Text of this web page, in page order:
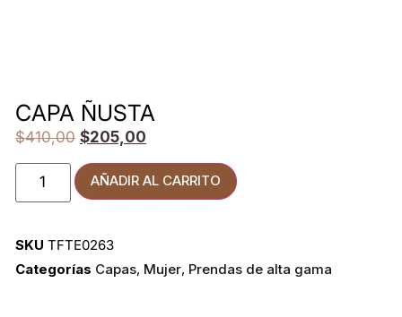
CAPA ÑUSTA
$410,00 $205,00
AÑADIR AL CARRITO
SKU TFTE0263
Categorías Capas, Mujer, Prendas de alta gama